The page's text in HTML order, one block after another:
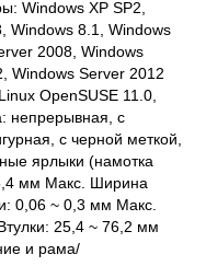
Windows XP SP2,
Windows 8.1, Windows
2008, Windows
Windows Server 2012
OpenSUSE 11.0,
непрерывная, с
с черной меткой,
ярлыки (намотка
мм Макс. Ширина
0,06 ~ 0,3 мм Макс.
25,4 ~ 76,2 мм
и рама/